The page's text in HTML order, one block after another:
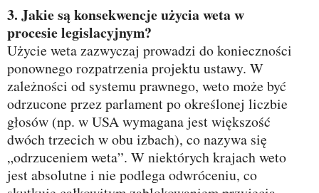
3. Jakie są konsekwencje użycia weta w
procesie legislacyjnym?
Użycie weta zazwyczaj prowadzi do konieczności
ponownego rozpatrzenia projektu ustawy. W
zależności od systemu prawnego, weto może być
odrzucone przez parlament po określonej liczbie
głosów (np. w USA wymagana jest większość
dwóch trzecich w obu izbach), co nazywa się
„odrzuceniem weta”. W niektórych krajach weto
jest absolutne i nie podlega odwróceniu, co